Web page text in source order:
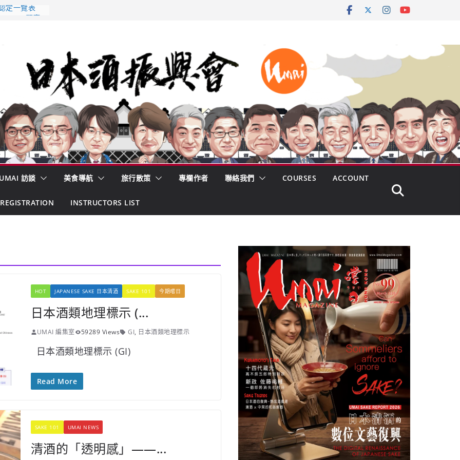
定一覽表
山形純米大
き上手
訪談 美食導航 旅行散策 專欄作者 聯絡我們 COURSES ACCOUNT
INSTRUCTORS LIST
HOT JAPANESE SAKE 日本清酒 SAKE 101 今期嚐日
日本酒類地理標示 (...
UMAI 編集室 59289 Views GI, 日本酒類地理標示
日本酒類地理標示 (GI)
Read More
SAKE 101 UMAI NEWS
清酒的「透明感」——...